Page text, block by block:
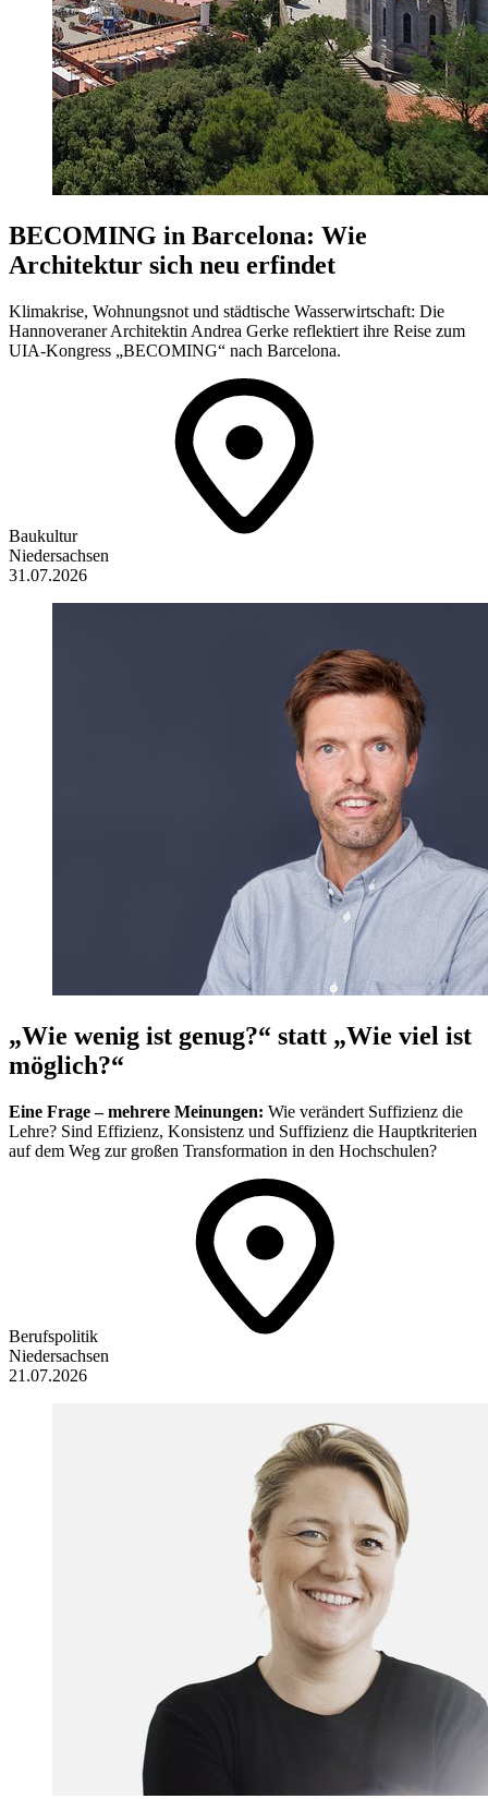
BECOMING in Barcelona: Wie
Architektur sich neu erfindet
Klimakrise, Wohnungsnot und städtische Wasserwirtschaft: Die
Hannoveraner Architektin Andrea Gerke reflektiert ihre Reise zum
UIA-Kongress „BECOMING“ nach Barcelona.
Baukultur
Niedersachsen
31.07.2026
„Wie wenig ist genug?“ statt „Wie viel ist
möglich?“
Eine Frage – mehrere Meinungen: Wie verändert Suffizienz die
Lehre? Sind Effizienz, Konsistenz und Suffizienz die Hauptkriterien
auf dem Weg zur großen Transformation in den Hochschulen?
Berufspolitik
Niedersachsen
21.07.2026